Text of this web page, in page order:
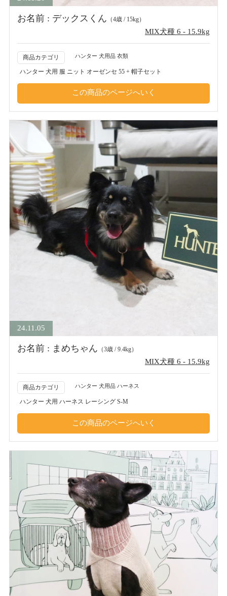
お名前 : デックスくん （4歳 / 15kg）
MIX犬種 6 - 15.9kg
商品カテゴリ ハンター 犬用品 衣類
ハンター 犬用 服 ニット オーゼンセ 55 + 帽子セット
24.11.05
お名前 : まめちゃん （3歳 / 9.4kg）
MIX犬種 6 - 15.9kg
商品カテゴリ ハンター 犬用品 ハーネス
ハンター 犬用 ハーネス レーシング S-M